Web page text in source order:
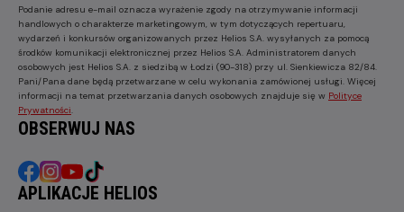
Podanie adresu e-mail oznacza wyrażenie zgody na otrzymywanie informacji
handlowych o charakterze marketingowym, w tym dotyczących repertuaru,
wydarzeń i konkursów organizowanych przez Helios S.A. wysyłanych za pomocą
środków komunikacji elektronicznej przez Helios S.A. Administratorem danych
osobowych jest Helios S.A. z siedzibą w Łodzi (90-318) przy ul. Sienkiewicza 82/84.
Pani/Pana dane będą przetwarzane w celu wykonania zamówionej usługi. Więcej
informacji na temat przetwarzania danych osobowych znajduje się w Polityce
Prywatności
OBSERWUJ NAS
APLIKACJE HELIOS